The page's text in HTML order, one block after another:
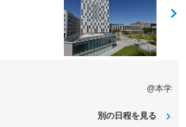
@本学
別の日程を見る